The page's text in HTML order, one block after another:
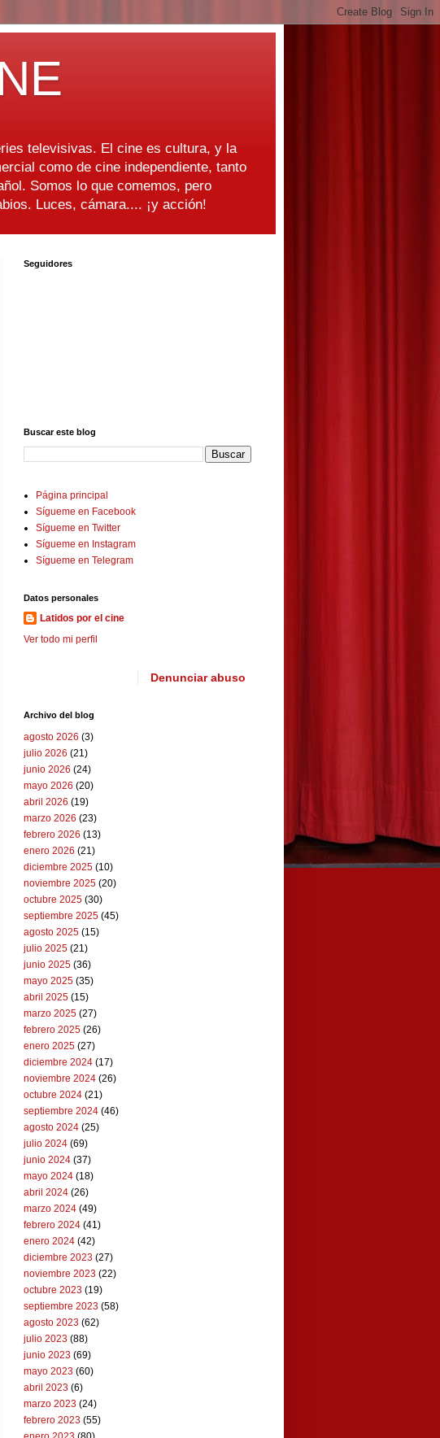
televisivas. El cine es cultura, y la
como de cine independiente, tanto
Somos lo que comemos, pero
Luces, cámara.... ¡y acción!
Seguidores
Buscar este blog
Página principal
Sígueme en Facebook
Sígueme en Twitter
Sígueme en Instagram
Sígueme en Telegram
Datos personales
Latidos por el cine
Ver todo mi perfil
Denunciar abuso
Archivo del blog
agosto 2026 (3)
julio 2026 (21)
junio 2026 (24)
mayo 2026 (20)
abril 2026 (19)
marzo 2026 (23)
febrero 2026 (13)
enero 2026 (21)
diciembre 2025 (10)
noviembre 2025 (20)
octubre 2025 (30)
septiembre 2025 (45)
agosto 2025 (15)
julio 2025 (21)
junio 2025 (36)
mayo 2025 (35)
abril 2025 (15)
marzo 2025 (27)
febrero 2025 (26)
enero 2025 (27)
diciembre 2024 (17)
noviembre 2024 (26)
octubre 2024 (21)
septiembre 2024 (46)
agosto 2024 (25)
julio 2024 (69)
junio 2024 (37)
mayo 2024 (18)
abril 2024 (26)
marzo 2024 (49)
febrero 2024 (41)
enero 2024 (42)
diciembre 2023 (27)
noviembre 2023 (22)
octubre 2023 (19)
septiembre 2023 (58)
agosto 2023 (62)
julio 2023 (88)
junio 2023 (69)
mayo 2023 (60)
abril 2023 (6)
marzo 2023 (24)
febrero 2023 (55)